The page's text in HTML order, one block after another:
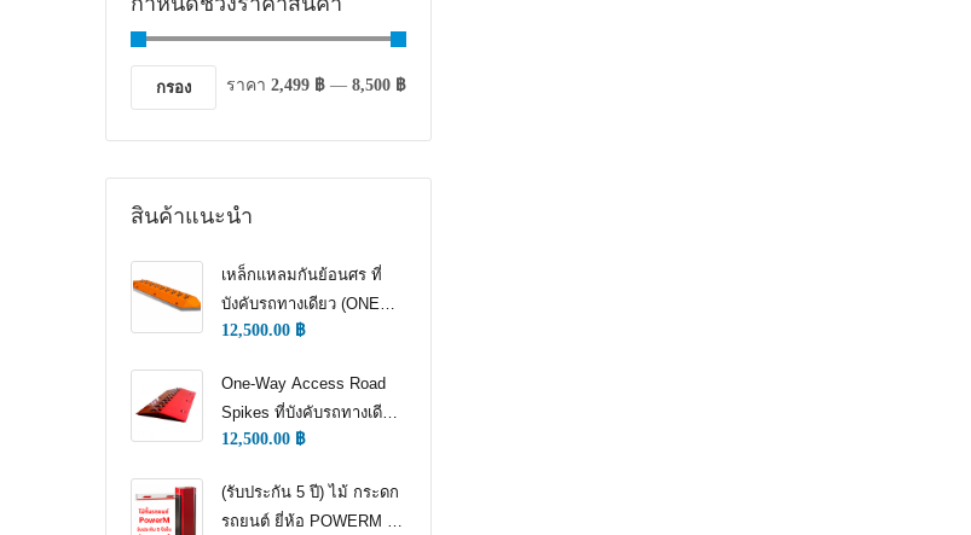
กรอง ราคา 2,499 ฿ — 8,500 ฿
สินค้าแนะนำ
เหล็กแหลมกันย้อนศร ที่
บังคับรถทางเดียว (ONE
WAY TRAFFIC
12,500.00 ฿
One-Way Access Road
Spikes ที่บังคับรถทางเดียว
(ONE WAY TRAFFIC
ล้อ)
12,500.00 ฿
(รับประกัน 5 ปี) ไม้ กระดก
รถยนต์ ยี่ห้อ POWERM รุ่น